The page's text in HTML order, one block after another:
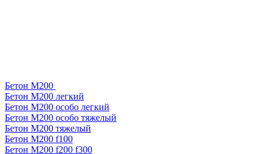
Бетон М200
Бетон М200 легкий
Бетон М200 особо легкий
Бетон М200 особо тяжелый
Бетон М200 тяжелый
Бетон М200 f100
Бетон М200 f200 f300